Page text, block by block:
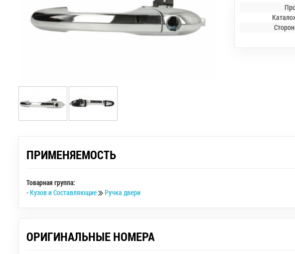
ПРИМЕНЯЕМОСТЬ
Товарная группа:
- Кузов и Составляющие Ручка двери
ОРИГИНАЛЬНЫЕ НОМЕРА